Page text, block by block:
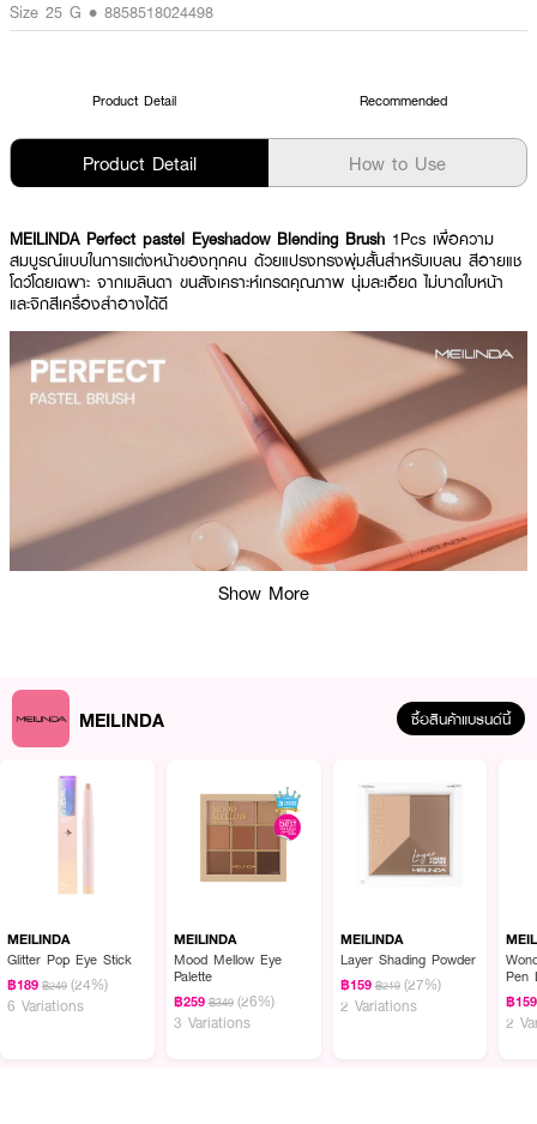
Size 25 G • 8858518024498
Product Detail Recommended
Product Detail How to Use
MEILINDA Perfect pastel Eyeshadow Blending Brush 1Pcs เพื่อความ
สมบูรณ์แบบในการแต่งหน้าของทุกคน ด้วยแปรงทรงพุ่มสั้นสำหรับเบลน สีอายแช
โดว์โดยเฉพาะ จากเมลินดา ขนสังเคราะห์เกรดคุณภาพ นุ่มละเอียด ไม่บาดใบหน้า
และจิกสีเครื่องสำอางได้ดี
Show More
MEILINDA ซื้อสินค้าแบรนด์นี้
MEILINDA
Glitter Pop Eye Stick
฿189 ฿249 (24%)
6 Variations
MEILINDA
Mood Mellow Eye
Palette
฿259 ฿349 (26%)
3 Variations
MEILINDA
Layer Shading Powder
฿159 ฿219 (27%)
2 Variations
Pen
฿159
2